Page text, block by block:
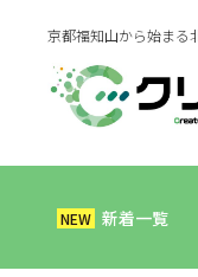
京都福知山から始まる
NEW 新着一覧